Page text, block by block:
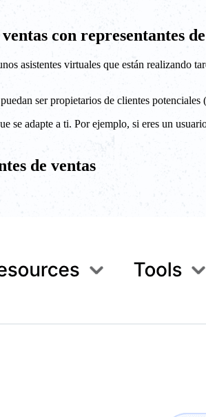
con representantes
asistentes virtuales que están realizando
ser propietarios de clientes
se adapte a ti. Por ejemplo, si eres un
de ventas